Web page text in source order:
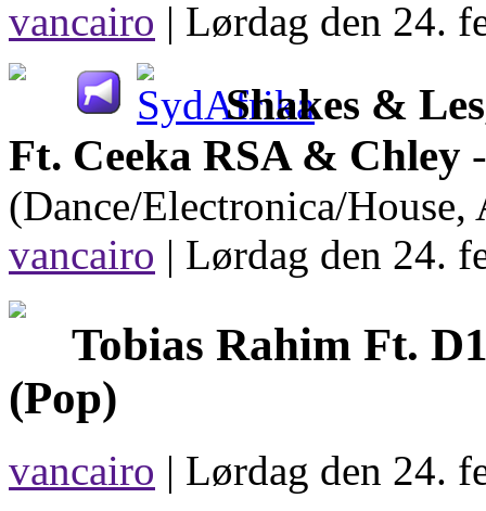
vancairo | Lørdag den 24.
Shakes &
Ft. Ceeka RSA & Chley
(Dance/Electronica/
vancairo | Lørdag den 24.
Tobias Rahim Ft.
(Pop)
vancairo | Lørdag den 24.